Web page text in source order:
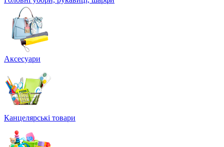
Аксесуари
Канцелярські товари